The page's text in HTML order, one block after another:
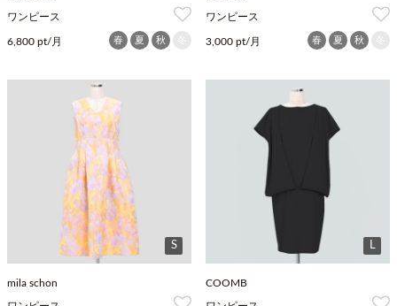
ワンピース
6,800 pt/月 春 夏 秋
ワンピース
3,000 pt/月 春 夏 秋
S
mila schon
L
COOMB